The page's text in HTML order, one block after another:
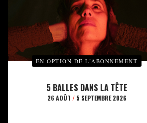
EN OPTION DE L’ABONNEMENT
5 BALLES DANS LA TÊTE
26 AOÛT /5 SEPTEMBRE 2026